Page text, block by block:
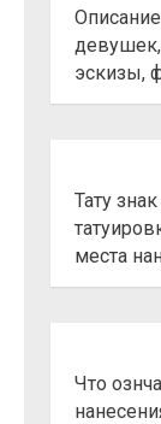
эскизы,
Тату
места
Что